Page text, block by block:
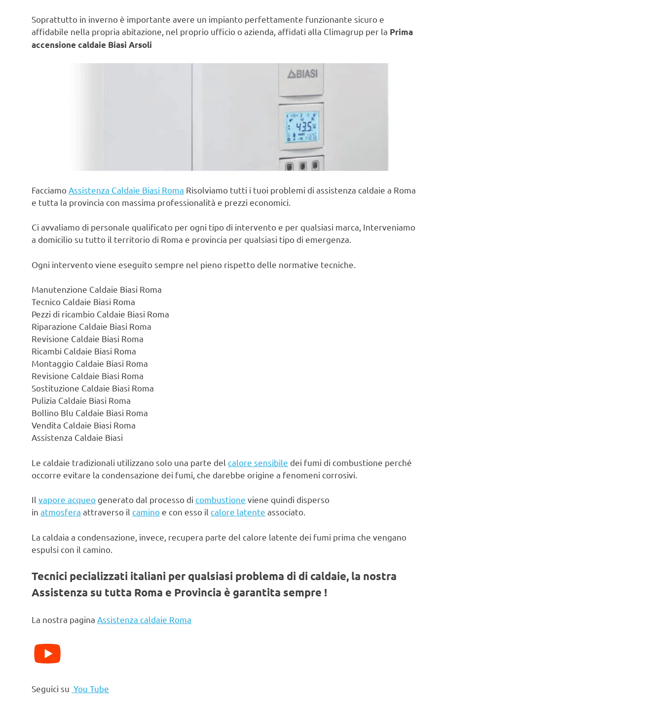
Soprattutto in inverno è importante avere un impianto perfettamente funzionante sicuro e
affidabile nella propria abitazione, nel proprio ufficio o azienda, affidati alla Climagrup per la Prima
accensione caldaie Biasi Arsoli
Facciamo Assistenza Caldaie Biasi Roma Risolviamo tutti i tuoi problemi di assistenza caldaie a Roma
e tutta la provincia con massima professionalità e prezzi economici.
Ci avvaliamo di personale qualificato per ogni tipo di intervento e per qualsiasi marca, Interveniamo
a domicilio su tutto il territorio di Roma e provincia per qualsiasi tipo di emergenza.
Ogni intervento viene eseguito sempre nel pieno rispetto delle normative tecniche.
Manutenzione Caldaie Biasi Roma
Tecnico Caldaie Biasi Roma
Pezzi di ricambio Caldaie Biasi Roma
Riparazione Caldaie Biasi Roma
Revisione Caldaie Biasi Roma
Ricambi Caldaie Biasi Roma
Montaggio Caldaie Biasi Roma
Revisione Caldaie Biasi Roma
Sostituzione Caldaie Biasi Roma
Pulizia Caldaie Biasi Roma
Bollino Blu Caldaie Biasi Roma
Vendita Caldaie Biasi Roma
Assistenza Caldaie Biasi
Le caldaie tradizionali utilizzano solo una parte del calore sensibile dei fumi di combustione perché
occorre evitare la condensazione dei fumi, che darebbe origine a fenomeni corrosivi.
Il vapore acqueo generato dal processo di combustione viene quindi disperso
in atmosfera attraverso il camino e con esso il calore latente associato.
La caldaia a condensazione, invece, recupera parte del calore latente dei fumi prima che vengano
espulsi con il camino.
Tecnici pecializzati italiani per qualsiasi problema di di caldaie, la nostra
Assistenza su tutta Roma e Provincia è garantita sempre !
La nostra pagina Assistenza caldaie Roma
Seguici su You Tube